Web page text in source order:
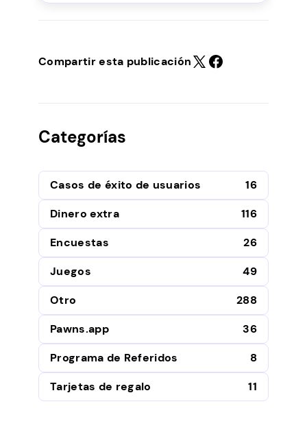
Compartir esta publicación
Categorías
Casos de éxito de usuarios
16
Dinero extra
116
Encuestas
26
Juegos
49
Otro
288
Pawns.app
36
Programa de Referidos
8
Tarjetas de regalo
11